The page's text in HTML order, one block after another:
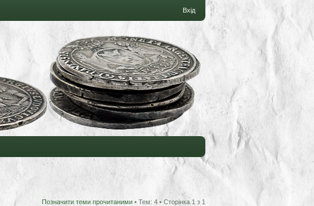
Вхід
Позначити теми прочитаними • Тем: 4 • Сторінка 1 з 1